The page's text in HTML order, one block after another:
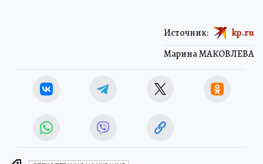
Марина МАКОВЛЕВА
Источник: kp.ru